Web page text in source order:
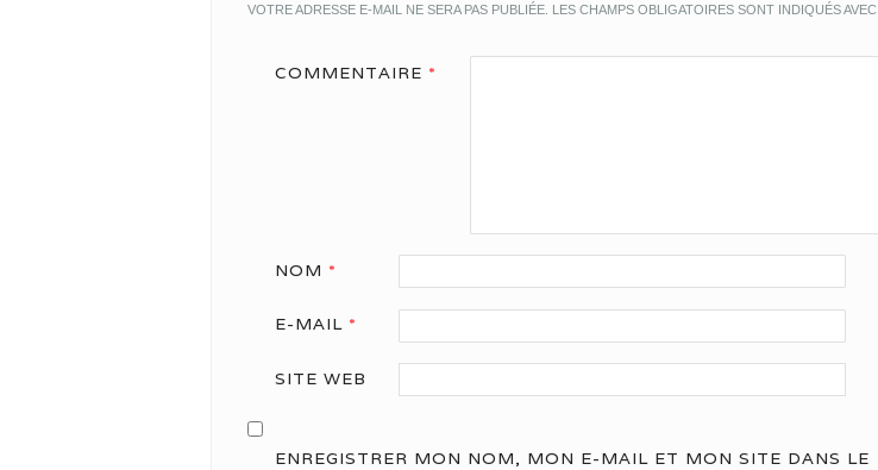
VOTRE ADRESSE E-MAIL NE SERA PAS PUBLIÉE. LES CHAMPS OBLIGATOIRES SONT INDIQUÉS AVEC
COMMENTAIRE *
NOM *
E-MAIL *
SITE WEB
ENREGISTRER MON NOM, MON E-MAIL ET MON SITE DANS LE